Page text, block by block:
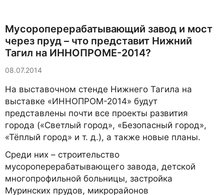
Мусороперерабатывающий завод и мост
через пруд – что представит Нижний
Тагил на ИННОПРОМЕ-2014?
08.07.2014
На выставочном стенде Нижнего Тагила на
выставке «ИННОПРОМ-2014» будут
представлены почти все проекты развития
города («Светлый город», «Безопасный город»,
«Тёплый город» и т. д.), а также новые планы.
Среди них – строительство
мусороперерабатывающего завода, детской
многопрофильной больницы, застройка
Муринских прудов, микрорайонов